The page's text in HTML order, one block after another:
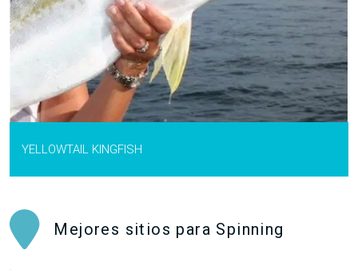
YELLOWTAIL KINGFISH
Mejores sitios para Spinning
.